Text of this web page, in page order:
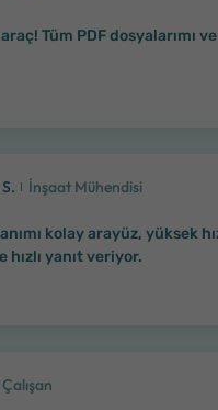
Tüm PDF
İnşaat Mühendisi
kolay arayüz, yüksek
yanıt veriyor.